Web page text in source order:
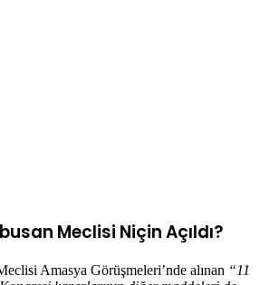
Meclisi Niçin Açıldı?
Amasya Görüşmeleri’nde alınan “11